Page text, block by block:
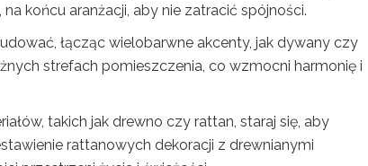
końcu aranżacji, aby nie zatracić spójności.
łącząc wielobarwne akcenty, jak dywany czy
strefach pomieszczenia, co wzmocni harmonię i
takich jak drewno czy rattan, staraj się, aby
rattanowych dekoracji z drewnianymi